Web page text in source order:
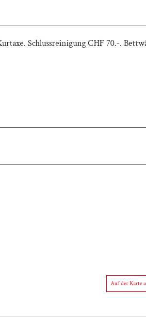
Schlussreinigung CHF 70.-.
Auf der Karte